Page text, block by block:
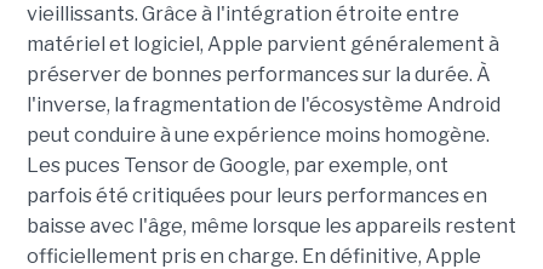
vieillissants. Grâce à l'intégration étroite entre
matériel et logiciel, Apple parvient généralement à
préserver de bonnes performances sur la durée. À
l'inverse, la fragmentation de l'écosystème Android
peut conduire à une expérience moins homogène.
Les puces Tensor de Google, par exemple, ont
parfois été critiquées pour leurs performances en
baisse avec l'âge, même lorsque les appareils restent
officiellement pris en charge. En définitive, Apple